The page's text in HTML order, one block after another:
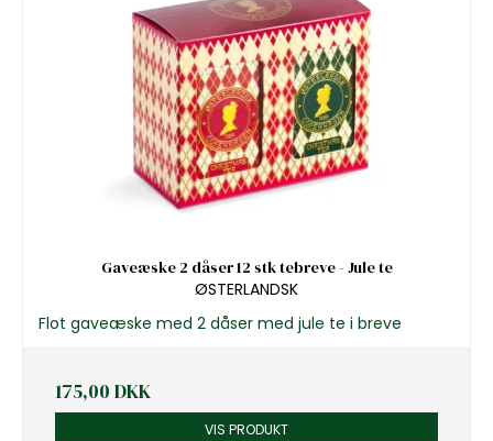
Gaveæske 2 dåser 12 stk tebreve - Jule te
ØSTERLANDSK
Flot gaveæske med 2 dåser med jule te i breve
175,00 DKK
VIS PRODUKT